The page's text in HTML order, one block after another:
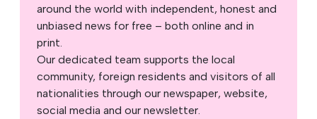
around the world with independent, honest and
unbiased news for free – both online and in
print.
Our dedicated team supports the local
community, foreign residents and visitors of all
nationalities through our newspaper, website,
social media and our newsletter.